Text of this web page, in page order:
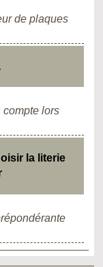
de plaques
compte lors
la literie